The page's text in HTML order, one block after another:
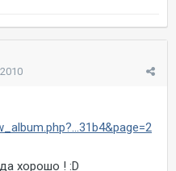
хорошо ! :D